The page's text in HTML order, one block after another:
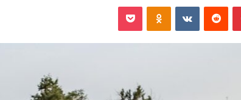
بينتيريست